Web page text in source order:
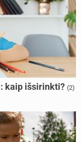
kaip išsirinkti? (2)